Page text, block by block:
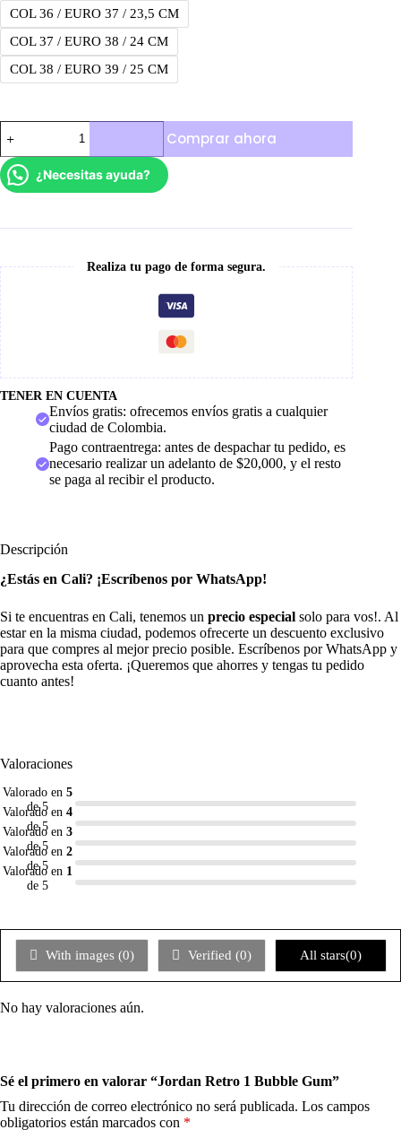
COL 36 / EURO 37 / 23,5 CM
COL 37 / EURO 38 / 24 CM
COL 38 / EURO 39 / 25 CM
Jordan
Retro
1
Bubble
Gum
Comprar ahora
¿Necesitas ayuda?
Realiza tu pago de forma segura.
TENER EN CUENTA
Envíos gratis: ofrecemos envíos gratis a cualquier
ciudad de Colombia.
Pago contraentrega: antes de despachar tu pedido, es
necesario realizar un adelanto de $20,000, y el resto
se paga al recibir el producto.
Descripción
¿Estás en Cali? ¡Escríbenos por WhatsApp!
Si te encuentras en Cali, tenemos un precio especial solo para vos!. Al
estar en la misma ciudad, podemos ofrecerte un descuento exclusivo
para que compres al mejor precio posible. Escríbenos por WhatsApp y
aprovecha esta oferta. ¡Queremos que ahorres y tengas tu pedido
cuanto antes!
Valoraciones
Valorado en 5
de 5
Valorado en 4
de 5
Valorado en 3
de 5
Valorado en 2
de 5
Valorado en 1
de 5
With images (0) Verified (0) All stars(0)
No hay valoraciones aún.
Sé el primero en valorar “Jordan Retro 1 Bubble Gum”
Tu dirección de correo electrónico no será publicada. Los campos
obligatorios están marcados con *